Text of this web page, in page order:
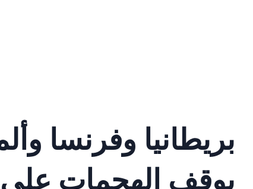
بريطانيا وفرنسا
بوقف الهجمات على